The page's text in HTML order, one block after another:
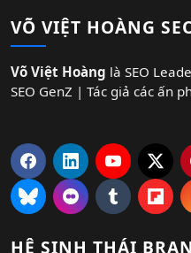
VÕ VIỆT HOÀNG
Võ Việt Hoàng là SEO
SEO GenZ | Tác giả các ấn
HỆ SINH THÁI